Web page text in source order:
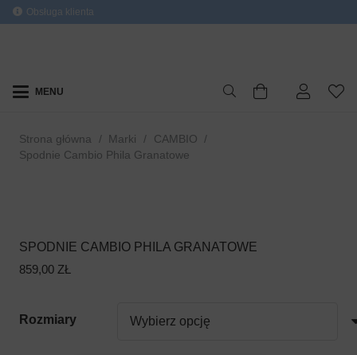
Obsługa klienta
MENU
Strona główna / Marki / CAMBIO
/
Spodnie Cambio Phila Granatowe
SPODNIE CAMBIO PHILA GRANATOWE
859,00 ZŁ
Rozmiary